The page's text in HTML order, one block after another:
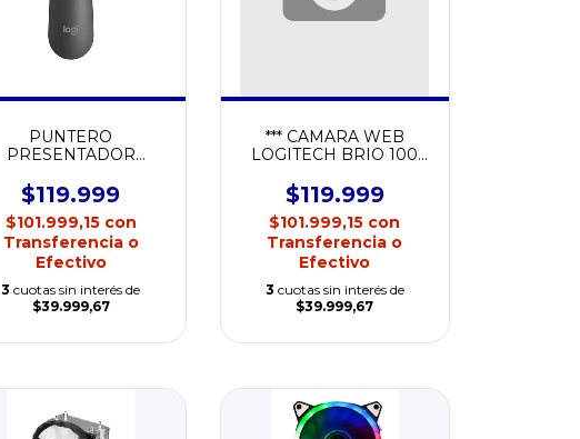
PUNTERO
PRESENTADOR
$119.999
$101.999,15 con
Transferencia o
Efectivo
3 cuotas sin interés de
$39.999,67
*** CAMARA WEB
LOGITECH BRIO 100
$119.999
$101.999,15 con
Transferencia o
Efectivo
3 cuotas sin interés de
$39.999,67